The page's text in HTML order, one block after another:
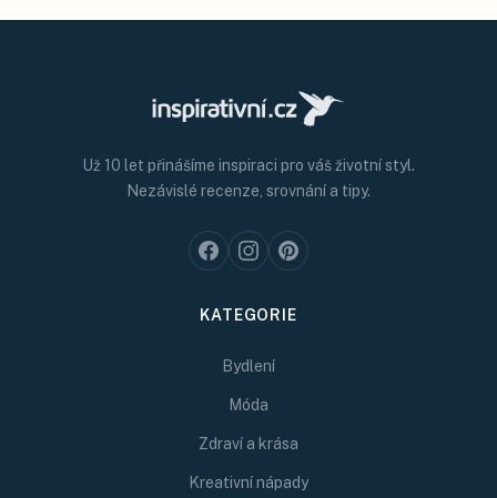
Už 10 let přinášíme inspiraci pro váš životní styl.
Nezávislé recenze, srovnání a tipy.
KATEGORIE
Bydlení
Móda
Zdraví a krása
Kreativní nápady